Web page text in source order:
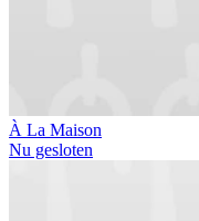
À La Maison
Nu gesloten